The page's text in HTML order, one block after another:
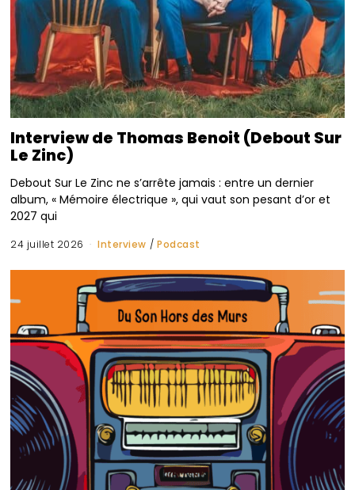
Interview de Thomas Benoit (Debout Sur
Le Zinc)
Debout Sur Le Zinc ne s’arrête jamais : entre un dernier
album, « Mémoire électrique », qui vaut son pesant d’or et
2027 qui
24 juillet 2026 Interview / Podcast